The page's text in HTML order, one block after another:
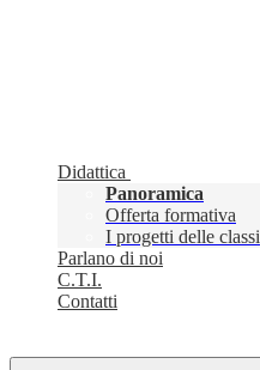
Didattica
Panoramica
Offerta formativa
I progetti delle classi
Parlano di noi
C.T.I.
Contatti